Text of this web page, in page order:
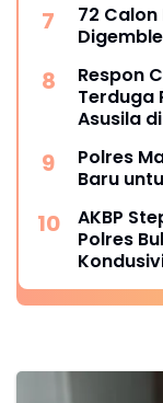
72
Respon
Terduga
Asusila
Polres
Baru
AKBP
Polres